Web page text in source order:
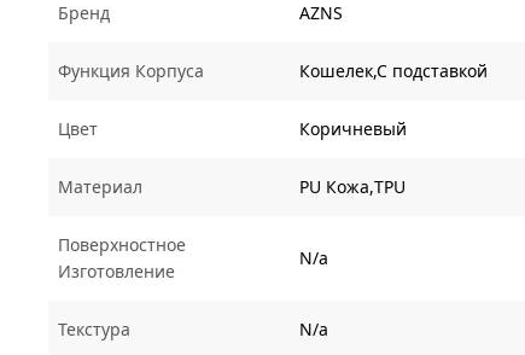
Бренд AZNS
Функция Корпуса Кошелек,С подставкой
Цвет Коричневый
Материал PU Кожа,TPU
Поверхностное
Изготовление
N/a
Текстура
N/a